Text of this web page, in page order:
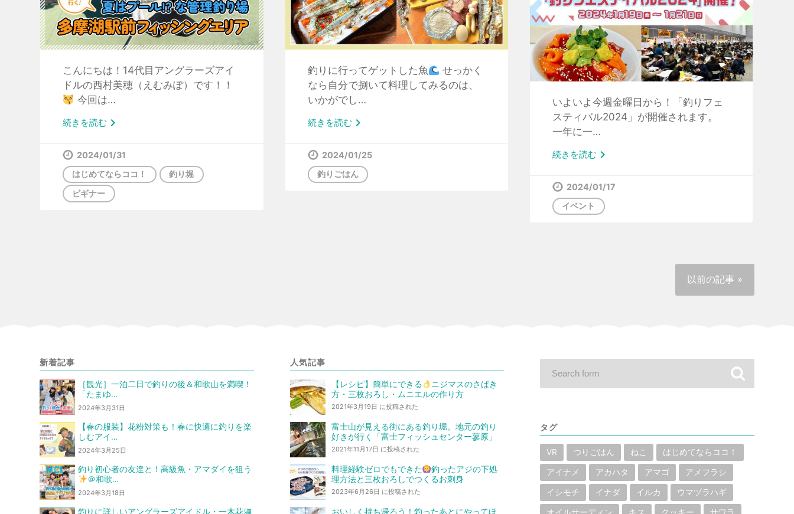
こんにちは！14代目アングラーズアイ
ドルの西村美穂（えむみぽ）です！！
今回は…
続きを読む
2024/01/31
はじめてならココ！
釣り堀
ビギナー
釣りに行ってゲットした魚
せっかく
なら自分で捌いて料理してみるのは、
いかがでし…
続きを読む
2024/01/25
釣りごはん
いよいよ今週金曜日から！「釣りフェ
スティバル2024」が開催されます。
一年に一…
続きを読む
2024/01/17
イベント
以前の記事 »
新着記事
［観光］一泊二日で釣りの後＆和歌山を満喫！
「たまゆ…
2024年3月31日
【春の服装】花粉対策も！春に快適に釣りを楽
しむアイ…
2024年3月25日
釣り初心者の友達と！高級魚・アマダイを狙う
＠和歌…
2024年3月18日
釣りに詳しいアングラーズアイドル・一木花漣
人気記事
【レシピ】簡単にできる
ニジマスのさばき
方・三枚おろし・ムニエルの作り方
2021年3月19日 に投稿された
富士山が見える街にある釣り堀。地元の釣り
好きが行く「富士フィッシュセンター蓼原」
2021年11月17日 に投稿された
料理経験ゼロでもできた
釣ったアジの下処
理方法と三枚おろしでつくるお刺身
2023年6月26日 に投稿された
おいしく持ち帰ろう！釣ったあとにやってほ
タグ
VR つりごはん ねこ はじめてならココ！
アイナメ アカハタ アマゴ アメフラシ
イシモチ イナダ イルカ ウマヅラハギ